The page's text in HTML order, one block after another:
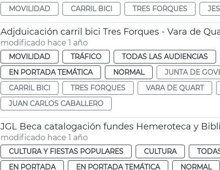
MOVILIDAD
CARRIL BICI TRES FORQUES
Adjduicación carril bici Tres Forques - Vara de
modificado hace 1 año
MOVILIDAD TRÁFICO TODAS LAS AUDIENCIAS
EN PORTADA TEMÁTICA
NORMAL JUNTA DE
CARRIL BICI
TRES FORQUES VARA DE QUART
JUAN CARLOS CABALLERO
JGL Beca catalogación fundes Hemeroteca y
modificado hace 1 año
CULTURA Y FIESTAS POPULARES CULTURA
EN PORTADA
EN PORTADA TEMÁTICA NORMAL